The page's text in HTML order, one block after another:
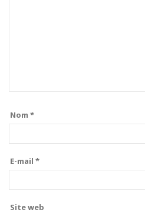
Nom *
E-mail *
Site web